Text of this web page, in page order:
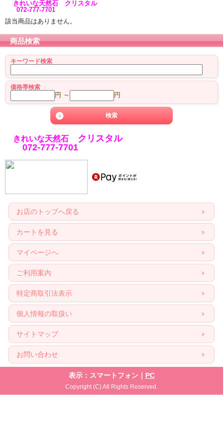
きれいな天然石 クリスタル
072-777-7701
該当商品はありません。
商品検索
キーワード検索
価格帯検索
円 ～ 円
きれいな天然石
クリスタル
072-777-7701
お店のトップへ戻る
カートを見る
マイページへ
ご利用案内
特定商取引法表示
個人情報の取扱い
サイトマップ
お問い合わせ
表示：スマートフォン｜ PC
Copyright (C) All Rights Reserved.